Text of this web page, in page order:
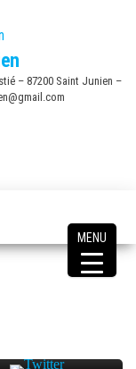
– 87200 Saint Junien –
MENU